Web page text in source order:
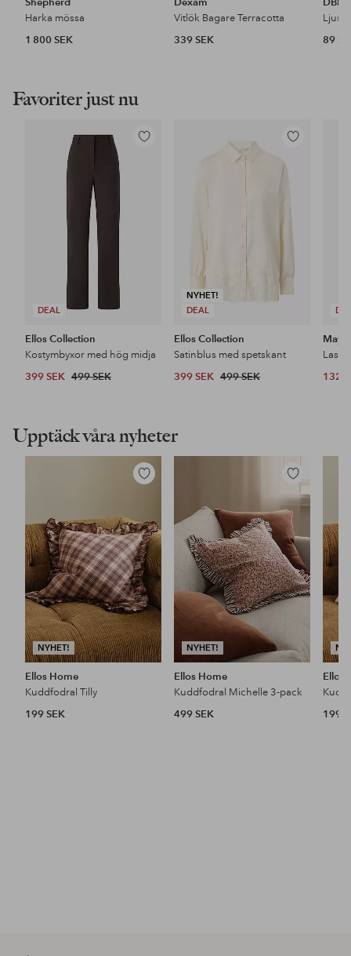
Harka mössa
1 800 SEK
Vitlök Bagare Terracotta
339 SEK
89
Favoriter just nu
DEAL
Lägg
Ellos Collection
Kostymbyxor med hög midja
399 SEK 499 SEK
NYHET!
DEAL
Lägg
i
Ellos Collection
Satinblus med spetskant
399 SEK 499 SEK 132
Upptäck våra nyheter
NYHET!
Lägg
favoriter
Ellos Home
Kuddfodral Tilly
199 SEK
NYHET!
Lägg
i
favoriter
Ellos Home
Kuddfodral Michelle 3-pack
499 SEK
Ellos
199